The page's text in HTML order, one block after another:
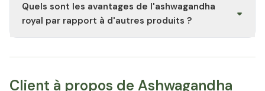
allaitantes et les enfants de moins de 18 ans. Ne prenez
pas plus d'un produit à l'extrait d'ashwagandha par jour.
Quels sont les avantages de l'ashwagandha
royal par rapport à d'autres produits ?
meilleur extrait de racine KSM-66® hautement dosé au
racine de l'ashwagandha et offre une concentration
Client à propos de Ashwagandha